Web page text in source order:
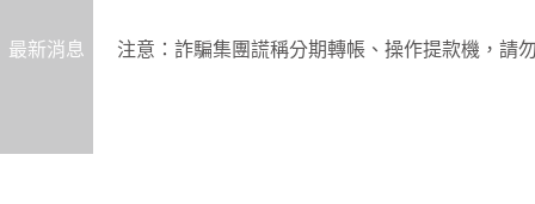
最新消息 注意：詐騙集團謊稱分期轉帳、操作提款機，請